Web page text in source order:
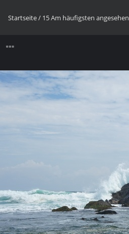
Startseite/ 15 Am häufigsten angesehen